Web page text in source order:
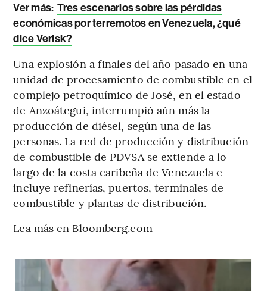
Ver más: Tres escenarios sobre las pérdidas
económicas por terremotos en Venezuela, ¿qué
dice Verisk?
Una explosión a finales del año pasado en una
unidad de procesamiento de combustible en el
complejo petroquímico de José, en el estado
de Anzoátegui, interrumpió aún más la
producción de diésel, según una de las
personas. La red de producción y distribución
de combustible de PDVSA se extiende a lo
largo de la costa caribeña de Venezuela e
incluye refinerías, puertos, terminales de
combustible y plantas de distribución.
Lea más en Bloomberg.com